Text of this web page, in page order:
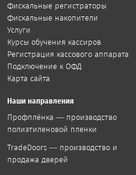
Фискальные регистраторы
Фискальные накопители
Услуги
Курсы обучения кассиров
Регистрация кассового аппарата
Подключение к ОФД
Карта сайта
Наши направления
Профплёнка — производство
полиэтиленовой пленки
TradeDoors — производство и
продажа дверей